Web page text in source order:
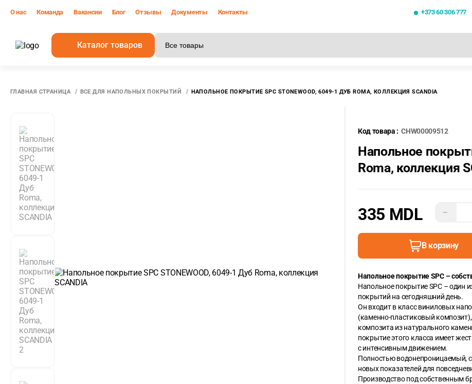
О нас Команда Вакансии Блог Отзывы Документы Контакты +373 60 306 777
Каталог товаров
ГЛАВНАЯ СТРАНИЦА ВСЕ ДЛЯ НАПОЛЬНЫХ ПОКРЫТИЙ НАПОЛЬНОЕ ПОКРЫТИЕ SPC STONEWOOD, 6049-1 ДУБ ROMA, КОЛЛЕКЦИЯ SCANDIA
Код товара : CHW00009512
Напольное
Roma, коллекция
335 MDL −
В корзину
Напольное покрытие SPC –
Напольное покрытие SPC – один
покрытий на сегодняшний день.
Он входит в класс виниловых
(каменно-пластиковый
композита из натурального
покрытие этого класса имеет
с интенсивным движением.
Полностью водонепроницаемый, с
новых показателей для
Производство под собственным